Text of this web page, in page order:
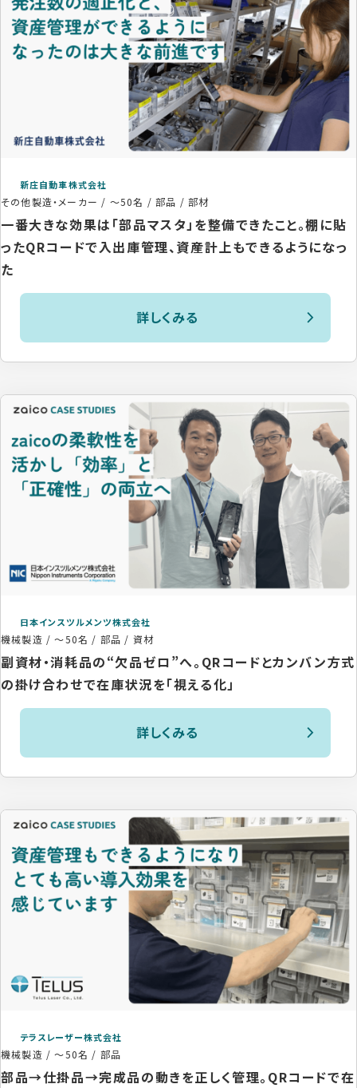
新庄自動車株式会社
その他製造・メーカー / ～50名 /部品 / 部材
一番大きな効果は「部品マスタ」を整備できたこと。棚に貼
ったQRコードで入出庫管理、資産計上もできるようになっ
た
詳しくみる
日本インスツルメンツ株式会社
機械製造 /～50名 / 部品 / 資材
副資材・消耗品の“欠品ゼロ”へ。QRコードとカンバン方式
の掛け合わせで在庫状況を「視える化」
詳しくみる
テラスレーザー株式会社
機械製造 /～50名 / 部品
部品→仕掛品→完成品の動きを正しく管理。QRコードで在